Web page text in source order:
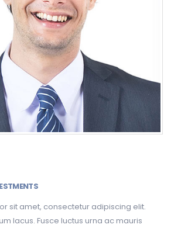
sit amet, consectetur adipiscing elit.
lacus. Fusce luctus urna ac mauris